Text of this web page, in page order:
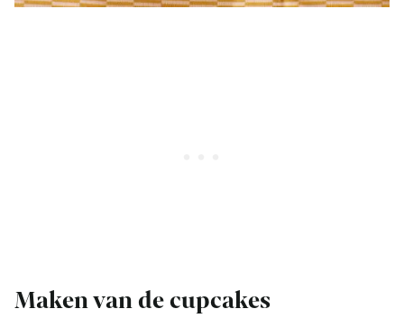
Maken van de cupcakes